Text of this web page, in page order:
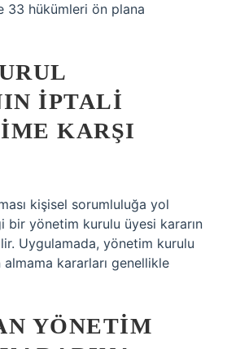
33 hükümleri ön plana
IPTALI
KARŞI
kişisel sorumluluğa yol
bir yönetim kurulu üyesi kararın
Uygulamada, yönetim kurulu
kararları genellikle
YÖNETIM